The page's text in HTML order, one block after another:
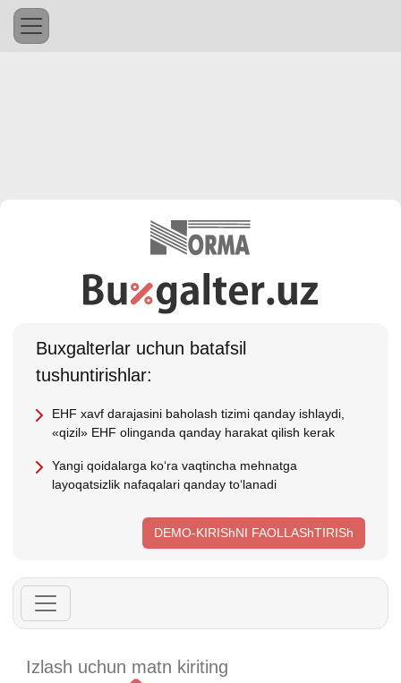
Buхgalterlar uchun batafsil
tushuntirishlar:
EHF хavf darajasini baholash tizimi qanday ishlaydi,
«qizil» EHF olinganda qanday harakat qilish kerak
Yangi qoidalarga koʻra vaqtincha mehnatga
layoqatsizlik nafaqalari qanday toʻlanadi
DEMO-KIRIShNI FAOLLAShTIRISh